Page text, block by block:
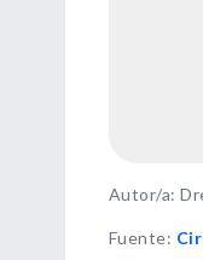
Autor/a:
Fuente: